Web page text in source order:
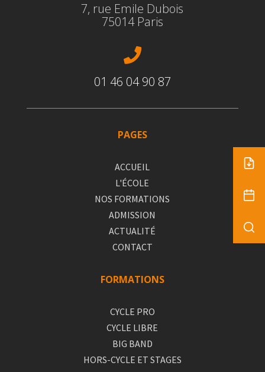
7, rue Emile Dubois
75014 Paris

01 46 04 90 87
PAGES
ACCUEIL
L'ÉCOLE
NOS FORMATIONS
ADMISSION
ACTUALITÉ
CONTACT
FORMATIONS
CYCLE PRO
CYCLE LIBRE
BIG BAND
HORS-CYCLE ET STAGES